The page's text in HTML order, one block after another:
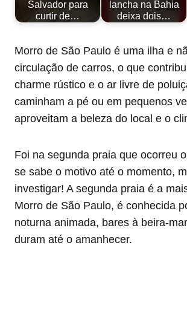
Salvador para
curtir de…
lancha na Bahia
deixa dois…
Morro de São Paulo é uma ilha e
circulação de carros, o que
charme rústico e o ar livre de
caminham a pé ou em pequenos
aproveitam a beleza do local e o
Foi na segunda praia que ocorreu
se sabe o motivo até o momento,
investigar! A segunda praia é a
Morro de São Paulo, é conhecida
noturna animada, bares à beira-
duram até o amanhecer.